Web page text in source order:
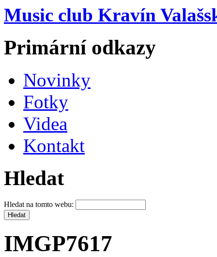
Music club Kravín
Primární odkazy
Novinky
Fotky
Videa
Kontakt
Hledat
Hledat na tomto webu:
IMGP7617